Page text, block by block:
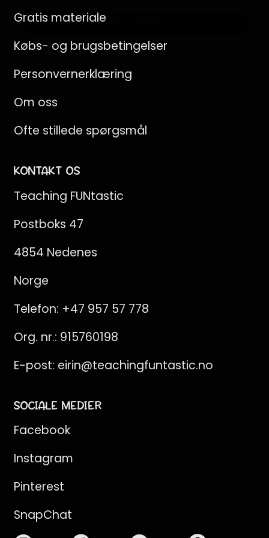
Gratis materiale
Købs- og brugsbetingelser
Personvernerklæring
Om oss
Ofte stillede spørgsmål
KONTAKT OS
Teaching FUNtastic
Postboks 47
4854 Nedenes
Norge
Telefon: +47 957 57 778
Org. nr.: 915760198
E-post: eirin@teachingfuntastic.no
SOCIALE MEDIER
Facebook
Instagram
Pinterest
SnapChat
e-mails fra Teaching FUNtastic. Du kan afmelde
dig når som helst.